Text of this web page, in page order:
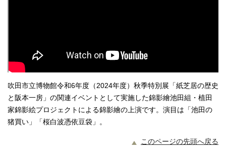
吹田市立博物館令和6年度（2024年度）秋季特別展「紙芝居の歴史
と阪本一房」の関連イベントとして実施した錦影繪池田組・植田
家錦影絵プロジェクトによる錦影繪の上演です。演目は「池田の
猪買い」「桜白波憑依豆袋」。
このページの先頭へ戻る